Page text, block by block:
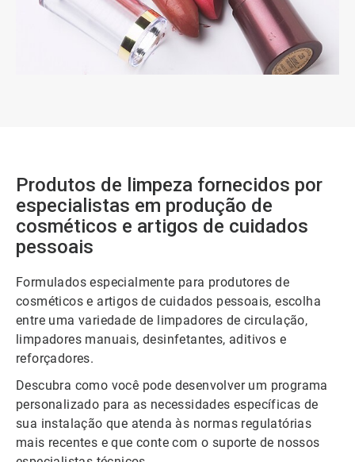
Produtos de limpeza fornecidos por
especialistas em produção de
cosméticos e artigos de cuidados
pessoais
Formulados especialmente para produtores de
cosméticos e artigos de cuidados pessoais, escolha
entre uma variedade de limpadores de circulação,
limpadores manuais, desinfetantes, aditivos e
reforçadores.
Descubra como você pode desenvolver um programa
personalizado para as necessidades específicas de
sua instalação que atenda às normas regulatórias
mais recentes e que conte com o suporte de nossos